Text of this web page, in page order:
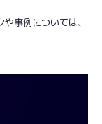
事例については、